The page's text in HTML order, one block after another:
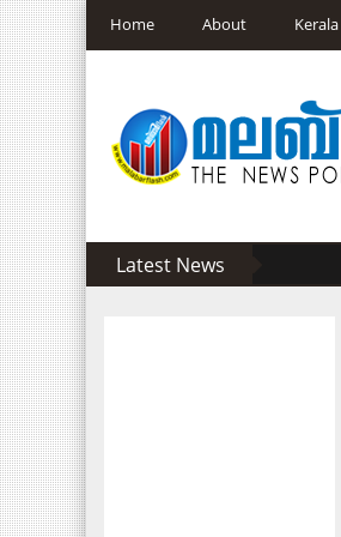
Home About Kerala
Latest News